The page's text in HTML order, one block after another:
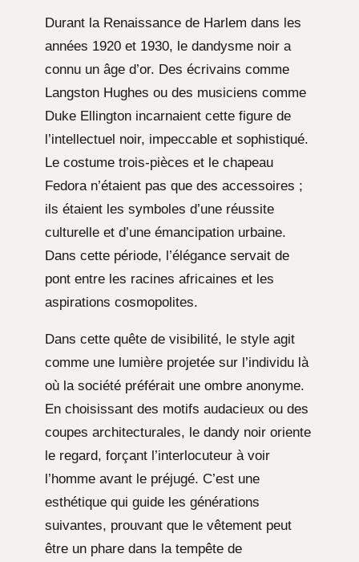
Durant la Renaissance de Harlem dans les
années 1920 et 1930, le dandysme noir a
connu un âge d’or. Des écrivains comme
Langston Hughes ou des musiciens comme
Duke Ellington incarnaient cette figure de
l’intellectuel noir, impeccable et sophistiqué.
Le costume trois-pièces et le chapeau
Fedora n’étaient pas que des accessoires ;
ils étaient les symboles d’une réussite
culturelle et d’une émancipation urbaine.
Dans cette période, l’élégance servait de
pont entre les racines africaines et les
aspirations cosmopolites.
Dans cette quête de visibilité, le style agit
comme une lumière projetée sur l’individu là
où la société préférait une ombre anonyme.
En choisissant des motifs audacieux ou des
coupes architecturales, le dandy noir oriente
le regard, forçant l’interlocuteur à voir
l’homme avant le préjugé. C’est une
esthétique qui guide les générations
suivantes, prouvant que le vêtement peut
être un phare dans la tempête de